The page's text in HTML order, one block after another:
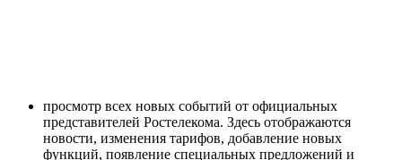
просмотр всех новых событий от официальных
представителей Ростелекома. Здесь отображаются
новости, изменения тарифов, добавление новых
функций, появление специальных предложений и